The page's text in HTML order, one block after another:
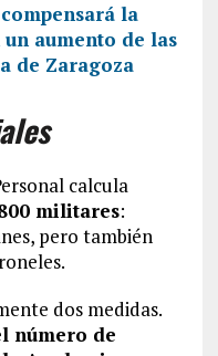
la
aumento de las
de Zaragoza
calcula
militares:
pero también
dos medidas.
número de